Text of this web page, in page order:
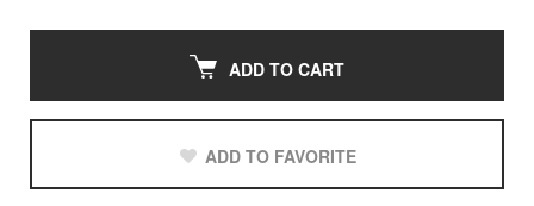
ADD TO CART
ADD TO FAVORITE